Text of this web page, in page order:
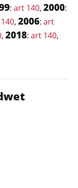
: art 140, 2000:
, 2006: art
, 2018: art 140,